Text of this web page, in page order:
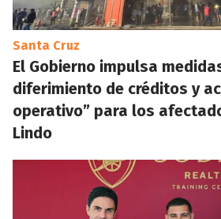
Santa Cruz
El Gobierno impulsa
diferimiento de créditos y
operativo” para los
Lindo